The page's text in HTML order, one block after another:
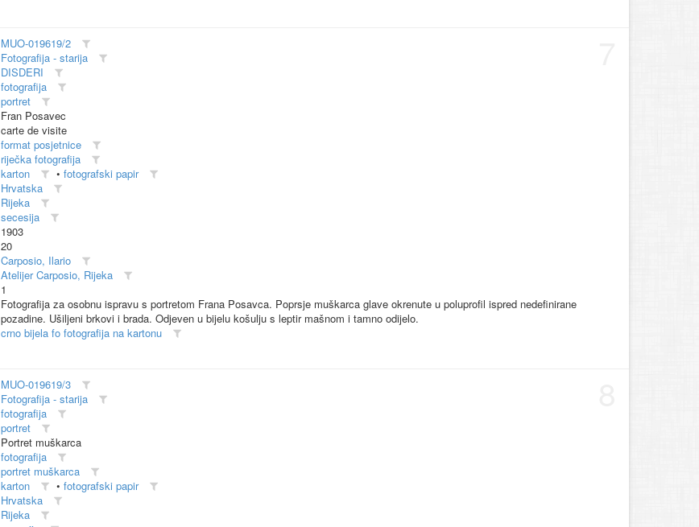
MUO-019619/2
Fotografija - starija
DISDERI
fotografija
portret
Fran Posavec
carte de visite
format posjetnice
riječka fotografija
karton • fotografski papir
Hrvatska
Rijeka
secesija
1903
20
Carposio, Ilario
Atelijer Carposio, Rijeka
1
Fotografija za osobnu ispravu s portretom Frana Posavca. Poprsje muškarca glave okrenute u poluprofil ispred nedefinirane
pozadine. Ušiljeni brkovi i brada. Odjeven u bijelu košulju s leptir mašnom i tamno odijelo.
crno bijela fo fotografija na kartonu
MUO-019619/3
Fotografija - starija
fotografija
portret
Portret muškarca
fotografija
portret muškarca
karton • fotografski papir
Hrvatska
Rijeka